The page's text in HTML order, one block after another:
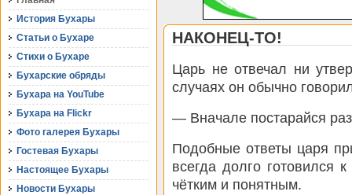
История Бухары
Статьи о Бухаре
Стихи о Бухаре
Бухарские обряды
Бухара на YouTube
Бухара на Flickr
Фото галерея Бухары
Гостевая Бухары
Настоящее Бухары
Новости Бухары
НАКОНЕЦ-ТО!
Царь не отвечал ни
случаях он обычно
— Вначале постарайся
Подобные ответы царя
всегда долго готовился
чётким и понятным.